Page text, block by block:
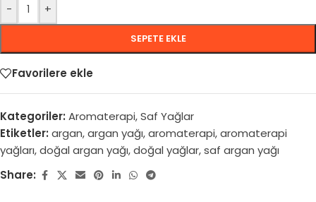
- +
SEPETE EKLE
Favorilere ekle
Kategoriler: Aromaterapi,Saf Yağlar
Etiketler: argan,argan yağı,aromaterapi,aromaterapi
yağları,doğal argan yağı,doğal yağlar,saf argan yağı
Share: